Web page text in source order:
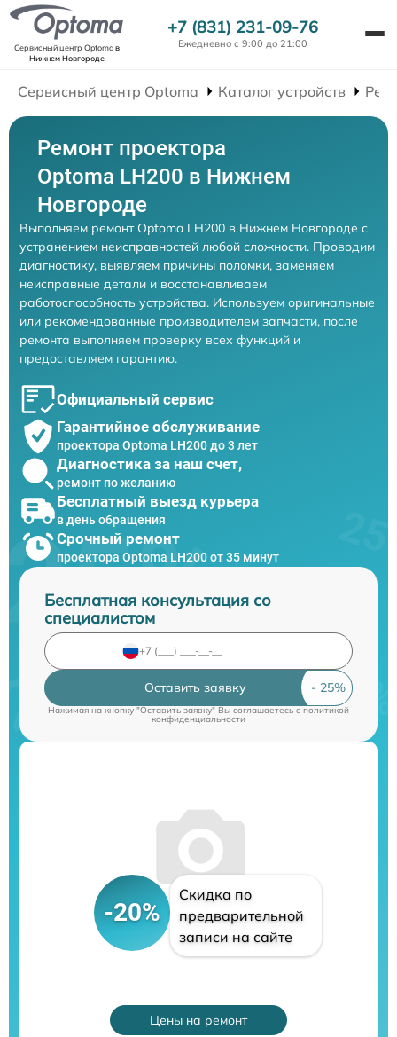
Сервисный центр Optomaв
Нижнем Новгороде
+7 (831) 231-09-76
Ежедневно с 9:00 до 21:00
Сервисный центр Optoma Каталог устройств
Ремонт проектора
Optoma LH200 в Нижнем
Новгороде
Выполняем ремонт Optoma LH200 в Нижнем Новгороде с
устранением неисправностей любой сложности. Проводим
диагностику, выявляем причины поломки, заменяем
неисправные детали и восстанавливаем
работоспособность устройства. Используем оригинальные
или рекомендованные производителем запчасти, после
ремонта выполняем проверку всех функций и
предоставляем гарантию.
Официальный сервис
Гарантийное обслуживание
проектора Optoma LH200 до 3 лет
Диагностика за наш счет,
ремонт по желанию
Бесплатный выезд курьера
в день обращения
Срочный ремонт
проектора Optoma LH200 от 35 минут
Бесплатная консультация со
специалистом
Оставить заявку
Нажимая на кнопку "Оставить заявку" Вы соглашаетесь cполитикой
конфиденциальности
-20%
Скидка по
предварительной
записи на сайте
Цены на ремонт